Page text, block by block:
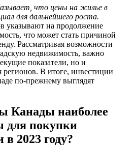
что цены на жилье в
для дальнейшего роста.
указывают на продолжение
что может стать причиной
Рассматривая возможности
недвижимость, важно
показатели, но и
регионов. В итоге, инвестиции
по-прежнему выглядят
Канады наиболее
для покупки
2023 году?